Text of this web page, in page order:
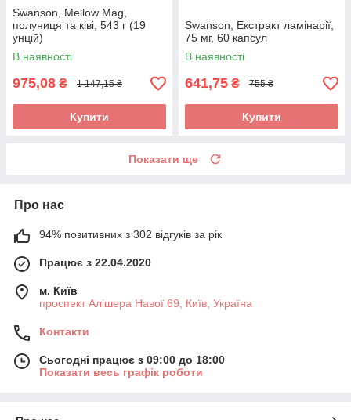
Swanson, Mellow Mag,
полуниця та ківі, 543 г (19
унцій)
В наявності
975,08 ₴ 1 147,15 ₴
Купити
Swanson, Екстракт ламінарії,
75 мг, 60 капсул
В наявності
641,75 ₴ 755 ₴
Купити
Показати ще
Про нас
94% позитивних з 302 відгуків за рік
Працює з 22.04.2020
м. Київ
проспект Алішера Навої 69, Київ, Україна
Контакти
Сьогодні працює з 09:00 до 18:00
Показати весь графік роботи